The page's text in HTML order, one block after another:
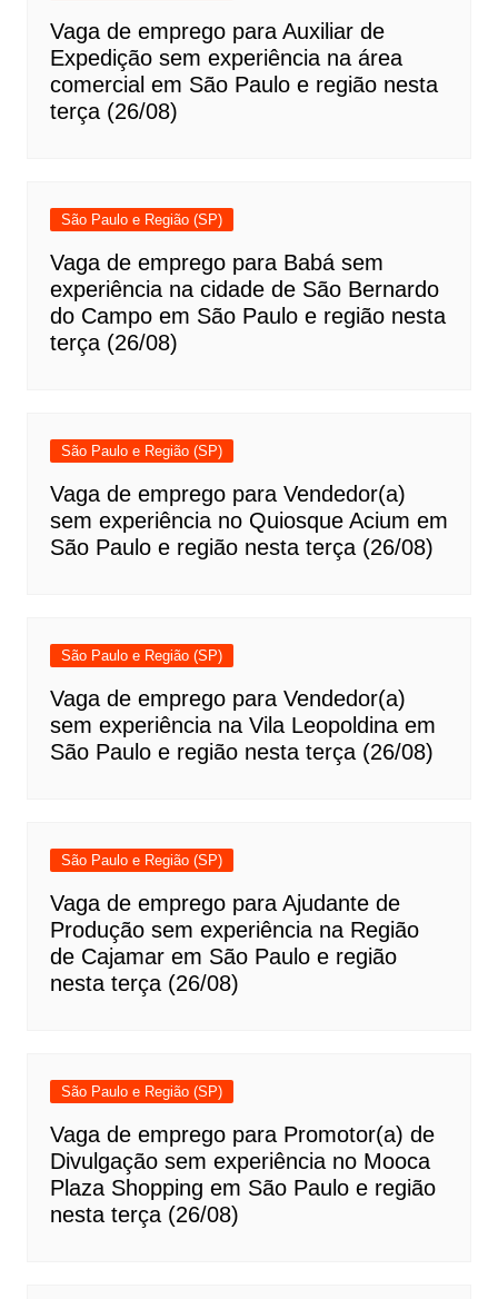
Vaga de emprego para Auxiliar de
Expedição sem experiência na área
comercial em São Paulo e região nesta
terça (26/08)
São Paulo e Região (SP)
Vaga de emprego para Babá sem
experiência na cidade de São Bernardo
do Campo em São Paulo e região nesta
terça (26/08)
São Paulo e Região (SP)
Vaga de emprego para Vendedor(a)
sem experiência no Quiosque Acium em
São Paulo e região nesta terça (26/08)
São Paulo e Região (SP)
Vaga de emprego para Vendedor(a)
sem experiência na Vila Leopoldina em
São Paulo e região nesta terça (26/08)
São Paulo e Região (SP)
Vaga de emprego para Ajudante de
Produção sem experiência na Região
de Cajamar em São Paulo e região
nesta terça (26/08)
São Paulo e Região (SP)
Vaga de emprego para Promotor(a) de
Divulgação sem experiência no Mooca
Plaza Shopping em São Paulo e região
nesta terça (26/08)